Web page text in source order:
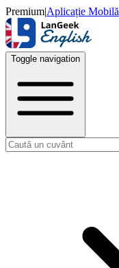
Premium|Aplicație Mobilă
Toggle navigation